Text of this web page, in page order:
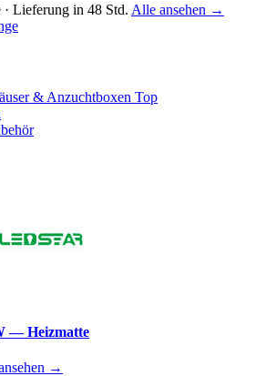
Lieferung in 48 Std. Alle ansehen →
& Anzuchtboxen Top
— Heizmatte
→